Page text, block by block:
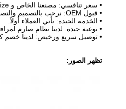
• سعر تنافسي: مصنعنا الخاص و specilize في إنتاج قبعات لأكثر من 6 سنوات.
• قبول OEM: نرحب بالتصميم والتصميم لعملائنا الخاصين لعملائنا.
• الخدمة الجيدة: يأتي العملاء أولاً.
• نوعية جيدة: لدينا نظام صارم
• توصيل سريع ورخيص: لدينا خصم
تظهر الصور: